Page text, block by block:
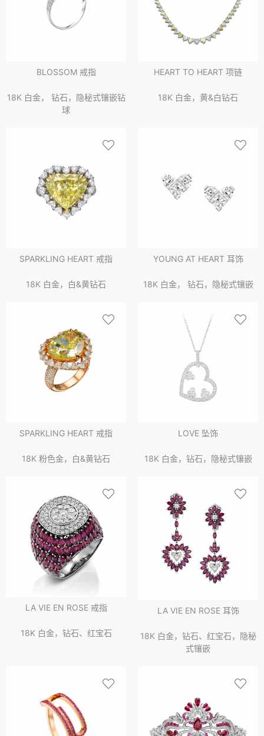
BLOSSOM 戒指
18K 白金， 钻石，隐秘式镶嵌钻
球
HEART TO HEART 项链
18K 白金，黄&白钻石
SPARKLING HEART 戒指
18K 白金，白&黄钻石
YOUNG AT HEART 耳饰
18K 白金， 钻石，隐秘式镶嵌
SPARKLING HEART 戒指
18K 粉色金，白&黄钻石
LOVE 坠饰
18K 白金，钻石，隐秘式镶嵌
LA VIE EN ROSE 戒指
18K 白金，钻石、红宝石
LA VIE EN ROSE 耳饰
18K 白金，钻石、红宝石，隐秘
式镶嵌